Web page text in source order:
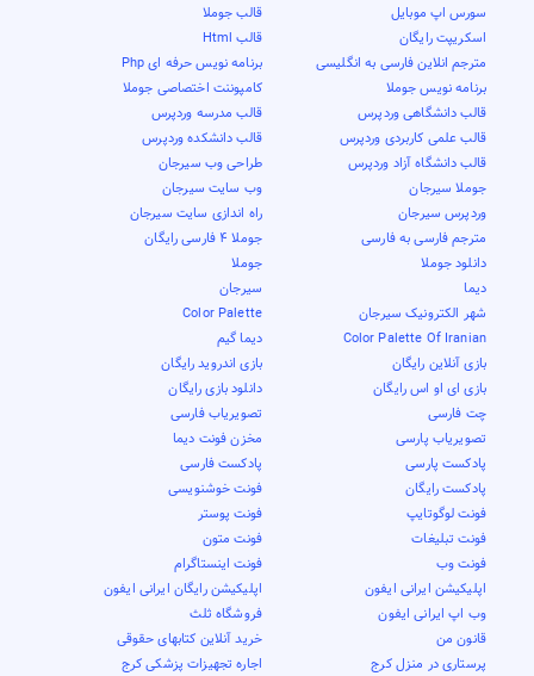
سورس اپ موبایل
قالب جوملا
اسکریپت رایگان
قالب Html
مترجم انلاین فارسی به انگلیسی
برنامه نویس حرفه ای Php
برنامه نویس جوملا
کامپوننت اختصاصی جوملا
قالب دانشگاهی وردپرس
قالب مدرسه وردپرس
قالب علمی کاربردی وردپرس
قالب دانشکده وردپرس
قالب دانشگاه آزاد وردپرس
طراحی وب سیرجان
جوملا سیرجان
وب سایت سیرجان
وردپرس سیرجان
راه اندازی سایت سیرجان
مترجم فارسی به فارسی
جوملا 4 فارسی رایگان
دانلود جوملا
جوملا
دیما
سیرجان
شهر الکترونیک سیرجان
Color Palette
Color Palette Of Iranian
دیما گیم
بازی آنلاین رایگان
بازی اندروید رایگان
بازی ای او اس رایگان
دانلود بازی رایگان
چت فارسی
تصویریاب فارسی
تصویریاب پارسی
مخزن فونت دیما
پادکست پارسی
پادکست فارسی
پادکست رایگان
فونت خوشنویسی
فونت لوگوتایپ
فونت پوستر
فونت تبلیغات
فونت متون
فونت وب
فونت اینستاگرام
اپلیکیشن ایرانی ایفون
اپلیکیشن رایگان ایرانی ایفون
وب اپ ایرانی ایفون
فروشگاه ثلث
قانون من
خرید آنلاین کتابهای حقوقی
پرستاری در منزل کرج
اجاره تجهیزات پزشکی کرج